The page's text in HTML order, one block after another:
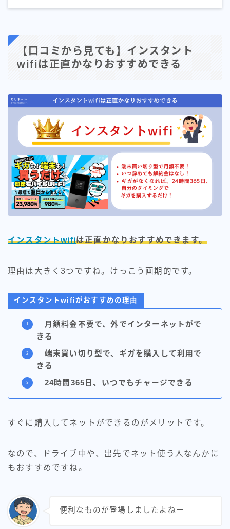
【口コミから見ても】インスタント
wifiは正直かなりおすすめできる
インスタントwifiは正直かなりおすすめできます。
理由は大きく3つですね。けっこう画期的です。
インスタントwifiがおすすめの理由
月額料金不要で、外でインターネットがで
きる
端末買い切り型で、ギガを購入して利用で
きる
24時間365日、いつでもチャージできる
すぐに購入してネットができるのがメリットです。
なので、ドライブ中や、出先でネット使う人なんかに
もおすすめですね。
便利なものが登場しましたよねー